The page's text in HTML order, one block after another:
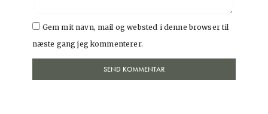
Gem mit navn, mail og websted i denne browser til
næste gang jeg kommenterer.